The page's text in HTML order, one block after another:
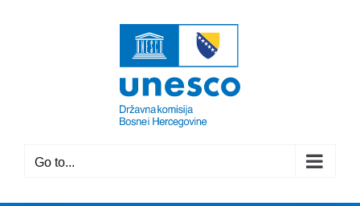
Go to...